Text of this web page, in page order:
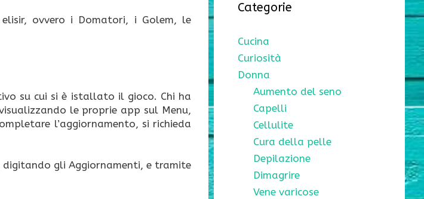
ovvero i Domatori, i Golem, le
su cui si è istallato il gioco. Chi ha
le proprie app sul Menu,
l’aggiornamento, si richieda
digitando gli Aggiornamenti, e tramite
Categorie
Cucina
Curiosità
Donna
Aumento del seno
Capelli
Cellulite
Cura della pelle
Depilazione
Dimagrire
Vene varicose